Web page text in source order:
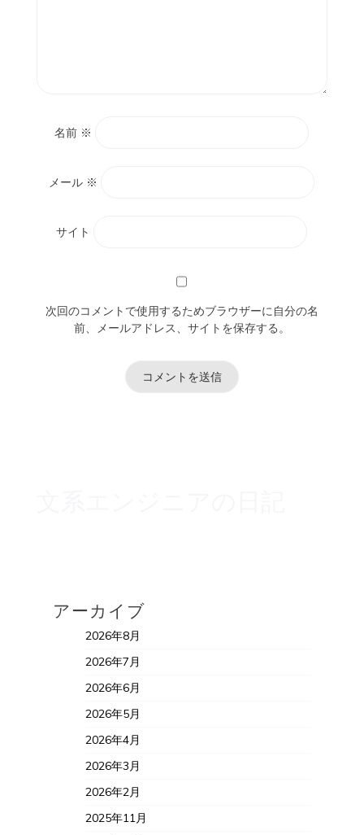
名前 ※
メール ※
サイト
次回のコメントで使用するためブラウザーに自分の名
前、メールアドレス、サイトを保存する。
アーカイブ
2026年8月
2026年7月
2026年6月
2026年5月
2026年4月
2026年3月
2026年2月
2025年11月